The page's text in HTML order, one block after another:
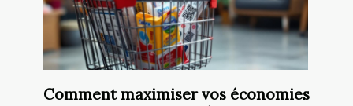
Comment maximiser vos économies